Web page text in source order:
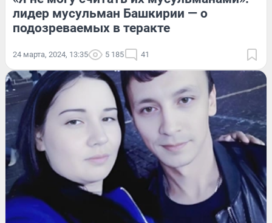
лидер мусульман Башкирии — о
подозреваемых в теракте
24 марта, 2024, 13:35 5 185 41